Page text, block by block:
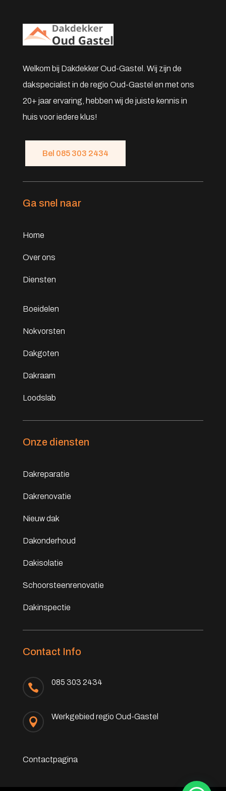
Welkom bij Dakdekker Oud-Gastel. Wij zijn de
dakspecialist in de regio Oud-Gastel en met ons
20+ jaar ervaring, hebben wij de juiste kennis in
huis voor iedere klus!
Bel 085 303 2434
Ga snel naar
Home
Over ons
Diensten
Boeidelen
Nokvorsten
Dakgoten
Dakraam
Loodslab
Onze diensten
Dakreparatie
Dakrenovatie
Nieuw dak
Dakonderhoud
Dakisolatie
Schoorsteenrenovatie
Dakinspectie
Contact Info
 085 303 2434
 Werkgebied regio Oud-Gastel
Contactpagina